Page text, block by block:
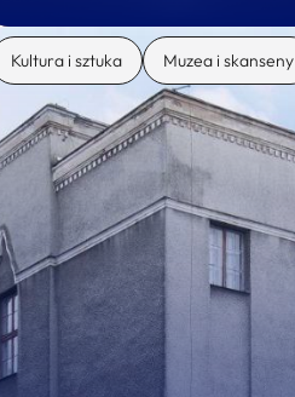
Kultura i sztuka Muzea i skanseny